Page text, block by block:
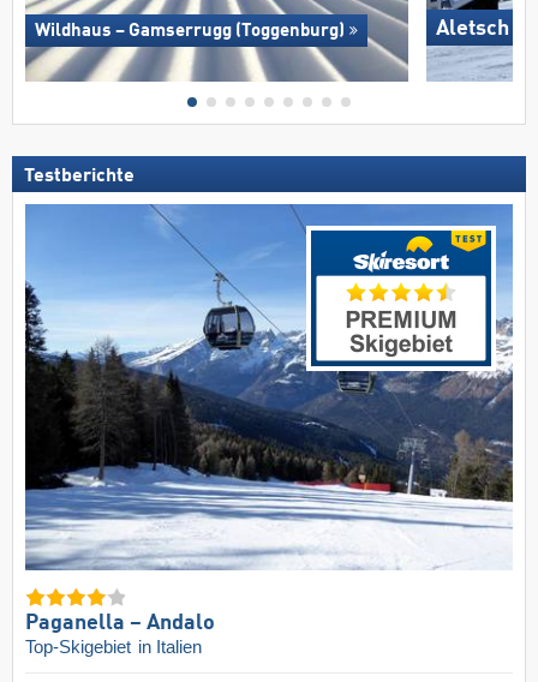
Wildhaus – Gamserrugg (Toggenburg) Aletsch
Testberichte
Paganella – Andalo
Top-Skigebiet in Italien